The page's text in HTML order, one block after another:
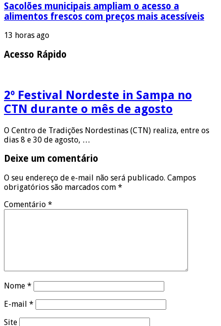
Sacolões municipais ampliam o acesso a
alimentos frescos com preços mais acessíveis
13 horas ago
Acesso Rápido
2º Festival Nordeste in Sampa no
CTN durante o mês de agosto
O Centro de Tradições Nordestinas (CTN) realiza, entre os
dias 8 e 30 de agosto, …
Deixe um comentário
O seu endereço de e-mail não será publicado. Campos
obrigatórios são marcados com *
Comentário *
Nome *
E-mail *
Site